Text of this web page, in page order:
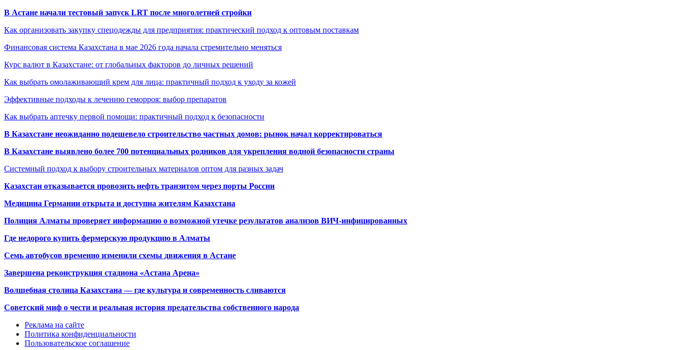
В Астане начали тестовый запуск LRT после многолетней стройки
Как организовать закупку спецодежды для предприятия: практический подход к оптовым поставкам
Финансовая система Казахстана в мае 2026 года начала стремительно меняться
Курс валют в Казахстане: от глобальных факторов до личных решений
Как выбрать омолаживающий крем для лица: практичный подход к уходу за кожей
Эффективные подходы к лечению геморроя: выбор препаратов
Как выбрать аптечку первой помощи: практичный подход к безопасности
В Казахстане неожиданно подешевело строительство частных домов: рынок начал корректироваться
В Казахстане выявлено более 700 потенциальных родников для укрепления водной безопасности страны
Системный подход к выбору строительных материалов оптом для разных задач
Казахстан отказывается провозить нефть транзитом через порты России
Медицина Германии открыта и доступна жителям Казахстана
Полиция Алматы проверяет информацию о возможной утечке результатов анализов ВИЧ-инфицированных
Где недорого купить фермерскую продукцию в Алматы
Семь автобусов временно изменили схемы движения в Астане
Завершена реконструкция стадиона «Астана Арена»
Волшебная столица Казахстана — где культура и современность сливаются
Советский миф о чести и реальная история предательства собственного народа
Реклама на сайте
Политика конфиденциальности
Пользовательское соглашение